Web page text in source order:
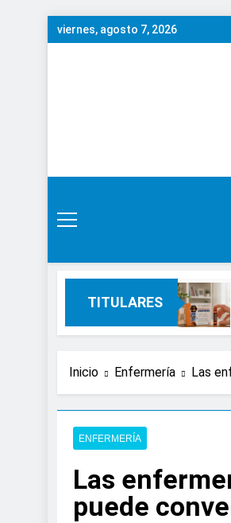
Saltar
al
viernes, agosto 7, 2026
TITULARES
Inicio Enfermería Las
ENFERMERÍA
Las
puede